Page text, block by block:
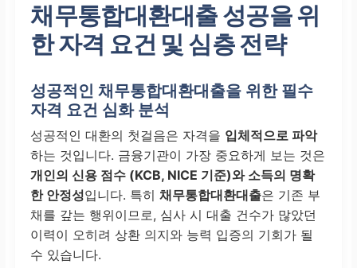
채무통합대환대출 성공을 위
한 자격 요건 및 심층 전략
성공적인 채무통합대환대출을 위한 필수
자격 요건 심화 분석
성공적인 대환의 첫걸음은 자격을 입체적으로 파악
하는 것입니다. 금융기관이 가장 중요하게 보는 것은
개인의 신용 점수 (KCB, NICE 기준)와 소득의 명확
한 안정성입니다. 특히채무통합대환대출은 기존 부
채를 갚는 행위이므로, 심사 시 대출 건수가 많았던
이력이 오히려 상환 의지와 능력 입증의 기회가 될
수 있습니다.